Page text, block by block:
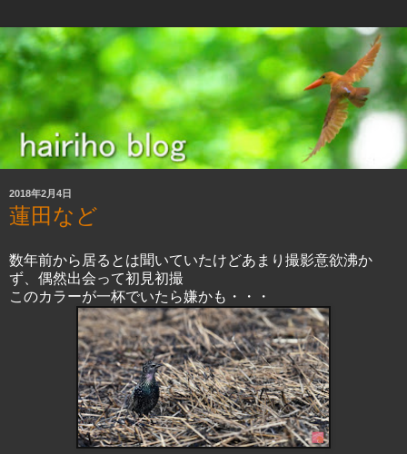
2018年2月4日
蓮田など
数年前から居るとは聞いていたけどあまり撮影意欲沸か
ず、偶然出会って初見初撮
このカラーが一杯でいたら嫌かも・・・